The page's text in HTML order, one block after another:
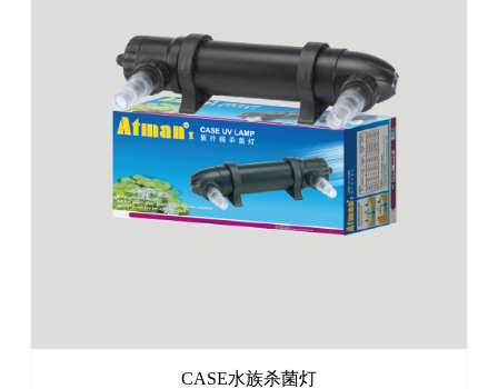
CASE水族杀菌灯